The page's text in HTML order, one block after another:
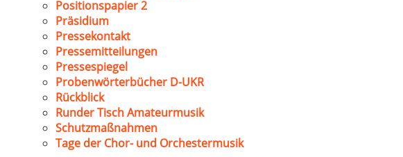
Positionspapier 2
Präsidium
Pressekontakt
Pressemitteilungen
Pressespiegel
Probenwörterbücher D-UKR
Rückblick
Runder Tisch Amateurmusik
Schutzmaßnahmen
Tage der Chor- und Orchestermusik